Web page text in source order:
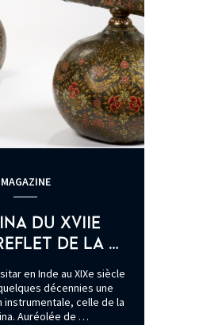
MAGAZINE
DU XVIIE
DE LA …
en Inde au XIXe siècle
décennies une
celle de la
Auréolée de …